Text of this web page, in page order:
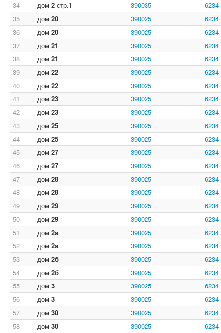
34
дом 2 стр.1 390035
6234
35
дом 20 390025
6234
36
дом 20 390025
6234
37
дом 21 390025
6234
38
дом 21 390025
6234
39
дом 22 390025
6234
40
дом 22 390025
6234
41
дом 23 390025
6234
42
дом 23 390025
6234
43
дом 25 390025
6234
44
дом 25 390025
6234
45
дом 27 390025
6234
46
дом 27 390025
6234
47
дом 28 390025
6234
48
дом 28 390025
6234
49
дом 29 390025
6234
50
дом 29 390025
6234
51
дом 2а 390025
6234
52
дом 2а 390025
6234
53
дом 2б 390025
6234
54
дом 2б 390025
6234
55
дом 3 390025
6234
56
дом 3 390025
6234
57
дом 30 390025
6234
58
дом 30 390025
6234